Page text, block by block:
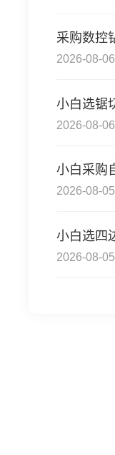
采购数控
2026-08-06
小白选锯
2026-08-06
小白采购
2026-08-05
小白选四
2026-08-05